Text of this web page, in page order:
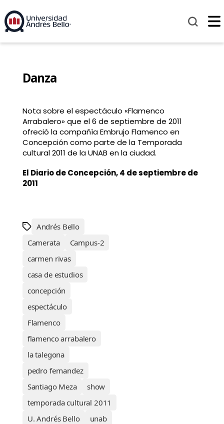
Danza
Nota sobre el espectáculo «Flamenco
Arrabalero» que el 6 de septiembre de 2011
ofreció la compañía Embrujo Flamenco en
Concepción como parte de la Temporada
cultural 2011 de la UNAB en la ciudad.
El Diario de Concepción, 4 de septiembre de
2011
Andrés Bello
Camerata
Campus-2
carmen rivas
casa de estudios
concepción
espectáculo
Flamenco
flamenco arrabalero
la talegona
pedro fernandez
Santiago Meza
show
temporada cultural 2011
U. Andrés Bello
unab